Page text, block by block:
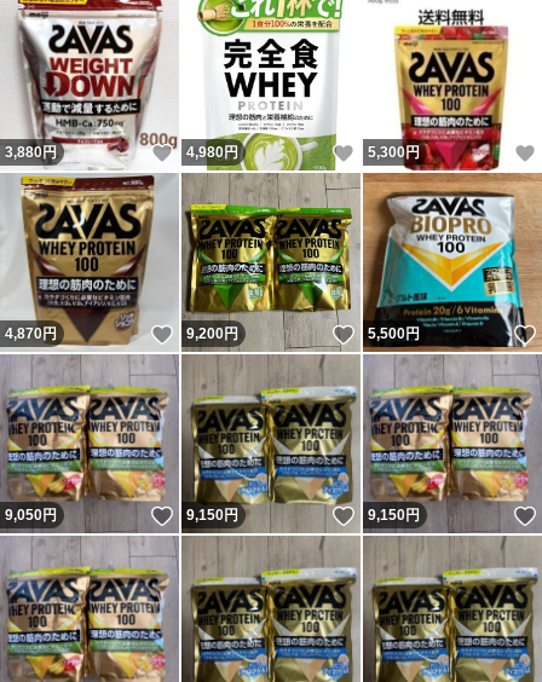
3,880円 いいね！
4,980円 いいね！
5,300円
4,870円 いいね！
9,200円 いいね！
5,500円
9,050円 いいね！
9,150円 いいね！
9,150円